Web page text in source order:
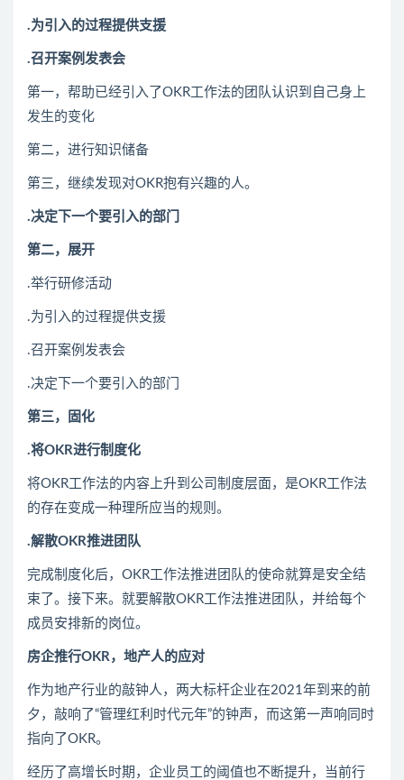
.为引入的过程提供支援
.召开案例发表会
第一，帮助已经引入了OKR工作法的团队认识到自己身上
发生的变化
第二，进行知识储备
第三，继续发现对OKR抱有兴趣的人。
.决定下一个要引入的部门
第二，展开
.举行研修活动
.为引入的过程提供支援
.召开案例发表会
.决定下一个要引入的部门
第三，固化
.将OKR进行制度化
将OKR工作法的内容上升到公司制度层面，是OKR工作法
的存在变成一种理所应当的规则。
.解散OKR推进团队
完成制度化后，OKR工作法推进团队的使命就算是安全结
束了。接下来。就要解散OKR工作法推进团队，并给每个
成员安排新的岗位。
房企推行OKR，地产人的应对
作为地产行业的敲钟人，两大标杆企业在2021年到来的前
夕，敲响了“管理红利时代元年”的钟声，而这第一声响同时
指向了OKR。
经历了高增长时期，企业员工的阈值也不断提升，当前行